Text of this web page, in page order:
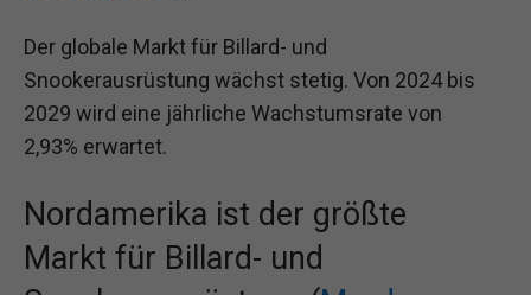
Der globale Markt für Billard- und
Snookerausrüstung wächst stetig. Von 2024 bis
2029 wird eine jährliche Wachstumsrate von
2,93% erwartet.
Nordamerika ist der größte
Markt für Billard- und